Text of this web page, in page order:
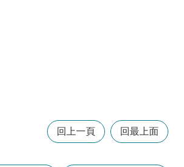
回上一頁 回最上面